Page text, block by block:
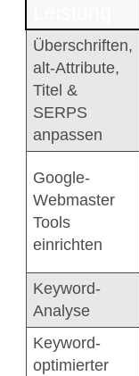
Überschriften,
alt-Attribute,
Titel &
SERPS
anpassen
Google-
Webmaster
Tools
einrichten
Keyword-
Analyse
Keyword-
optimierter